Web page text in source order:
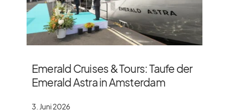
Emerald Cruises & Tours: Taufe der
Emerald Astra in Amsterdam
3. Juni 2026